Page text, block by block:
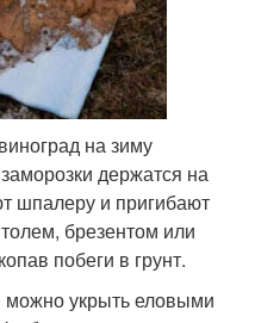
на зиму
держатся на
шпалеру и пригибают
брезентом или
побеги в грунт.
можно укрыть еловыми